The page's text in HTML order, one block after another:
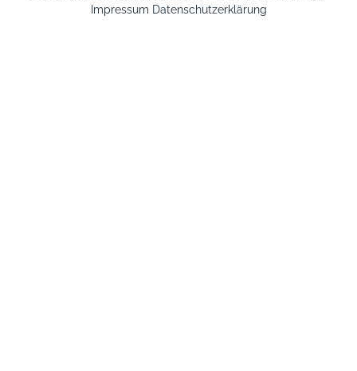
Impressum Datenschutzerklärung